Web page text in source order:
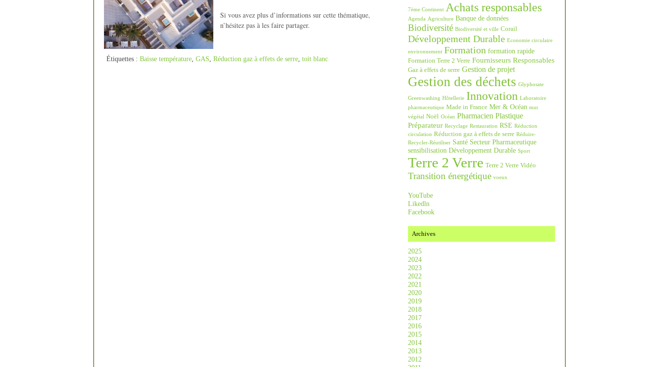
Si vous avez plus d’informations sur cette thématique,
n’hésitez pas à les faire partager.
Étiquettes : Baisse température, GAS, Réduction gaz à effets de serre, toit blanc
7ème Continent Achats responsables
Agenda Agriculture Banque de données
Biodiversité Biodiversité et ville Corail
Développement Durable Economie circulaire
environnement Formation formation rapide
Formation Terre 2 Verre Fournisseurs Responsables
Gaz à effets de serre Gestion de projet
Gestion des déchets Glyphosate
Greenwashing Hôtellerie Innovation Laboratoire
pharmaceutique Made in France Mer & Océan mur
végétal Noël Océan Pharmacien Plastique
Préparateur Recyclage Restauration RSE Réduction
circulation Réduction gaz à effets de serre Réduire-
Recycler-Réutiliser Santé Secteur Pharmaceutique
sensibilisation Développement Durable Sport
Terre 2 Verre Terre 2 Verre Vidéo
Transition énergétique voeux
YouTube
Likedln
Facebook
Archives
2025
2024
2023
2022
2021
2020
2019
2018
2017
2016
2015
2014
2013
2012